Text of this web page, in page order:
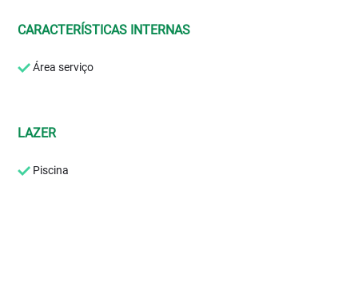
CARACTERÍSTICAS INTERNAS
Área serviço
LAZER
Piscina